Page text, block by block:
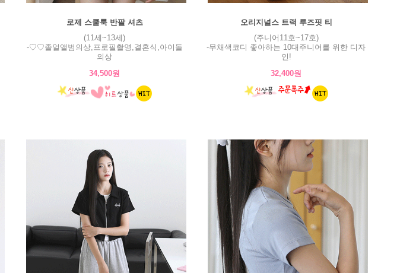
로제 스쿨룩 반팔 셔츠
(11세~13세)
-♡♡졸얼앨범의상,프로필촬영,결혼식,아이돌
의상
34,500원
오리지널스 트랙 루즈핏 티
(주니어11호~17호)
-무채색코디 좋아하는 10대주니어를 위한 디자
인!
32,400원